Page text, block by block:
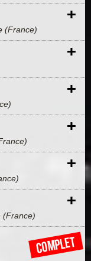
(France) +
+
+
+
+
(France) +
+
COMPLET